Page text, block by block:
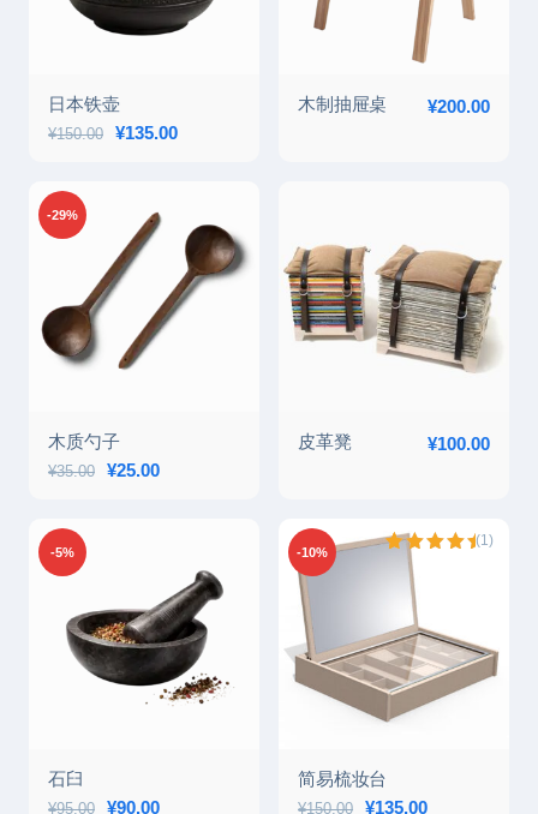
日本铁壶
¥150.00 原价为：¥150.00。
¥135.00当前价格为：¥135.00。
木制抽屉桌 ¥200.00
-29%
木质勺子
¥35.00 原价为：¥35.00。
¥25.00当前价格为：¥25.00。
皮革凳 ¥100.00
-5%
石臼
¥95.00 原价为：¥95.00。
¥90.00当前价格为：¥90.00。
-10%
简易梳妆台
评级
/ 5，已有
位客户进
行了评价
(1)
¥150.00 原价为：¥150.00。
¥135.00当前价格为：